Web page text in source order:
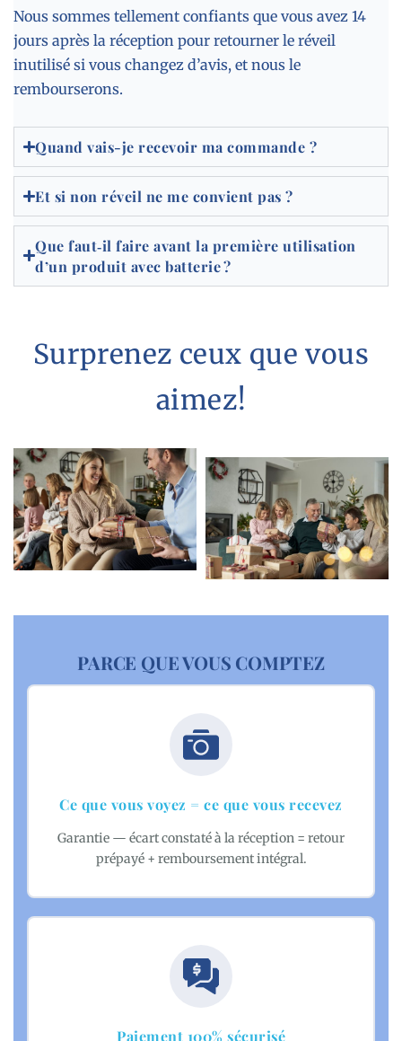
Nous sommes tellement confiants que vous avez 14
jours après la réception pour retourner le réveil
inutilisé si vous changez d’avis, et nous le
rembourserons.
Quand vais-je recevoir ma commande ?
Et si non réveil ne me convient pas ?
Que faut‑il faire avant la première utilisation
d’un produit avec batterie ?
Surprenez ceux que vous
aimez!
PARCE QUE VOUS COMPTEZ
Ce que vous voyez = ce que vous recevez
Garantie — écart constaté à la réception = retour
prépayé + remboursement intégral.
Paiement 100% sécurisé